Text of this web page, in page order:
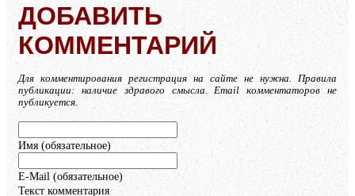
ДОБАВИТЬ
КОММЕНТАРИЙ
Для комментирования регистрация на сайте не нужна. Правила
публикации: наличие здравого смысла. Email комментаторов не
публикуется.
Имя (обязательное)
E-Mail (обязательное)
Текст комментария